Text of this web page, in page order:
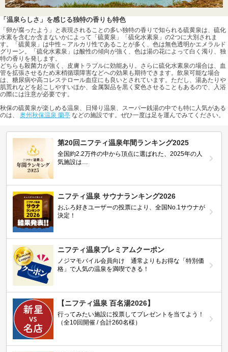
「温泉らしさ」を感じる独特の香りも特色
「卵が腐ったよう」と表現されることの多い独特の香りで知られる硫黄泉は、硫化
水素を含むか含まないかによって「硫黄泉」「硫化水素泉」の2つに大別されま
す。「硫黄泉」は中性～アルカリ性であることが多く、色は無色透明かエメラルド
グリーン。「硫化水素泉」は酸性の傾向が強く、色は湯の花によって白く濁り、独
特の香りを発します。
どちらも殺菌力が強く、皮膚トラブルに効能あり。さらに硫化水素泉の場合は、血
管を拡張させるため末梢循環障害などへの効果も期待できます。飲泉可能な場合
は、糖尿病や高コレステロール血症にも良いとされています。ただし、湯あたりや
肌荒れなどを起こしやすいほか、金属製品を黒く変色させることもあるので、入浴
の際には注意が必要です。
秋保の硫黄泉が楽しめる温泉、日帰り温泉、スーパー銭湯の中でも特に人気がある
のは、 奥州秋保温泉 蘭亭 などの施設です。ぜひ一度は足を運んでみてください。
第20回ニフティ温泉年間ランキング2025
全国約2.2万件の中から頂点に選ばれた、2025年の人
気施設は…
ニフティ温泉 サウナランキング2026
おふろ好きユーザーの投票により、全国No.1サウナが
決定！
ニフティ温泉プレミアムクーポン
ノジマモバイル会員向け 通常よりもお得な「特別価
格」で人気の温泉を満喫できる！
【ニフティ温泉 百名湯2026】
行ってみたい施設に投票してプレゼントを当てよう！
（全10回開催 / 合計260名様）